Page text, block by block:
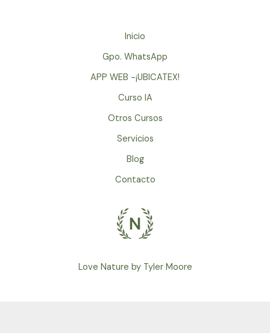
Inicio
Gpo. WhatsApp
APP WEB -¡UBICATEX!
Curso IA
Otros Cursos
Servicios
Blog
Contacto
Love Nature by Tyler Moore